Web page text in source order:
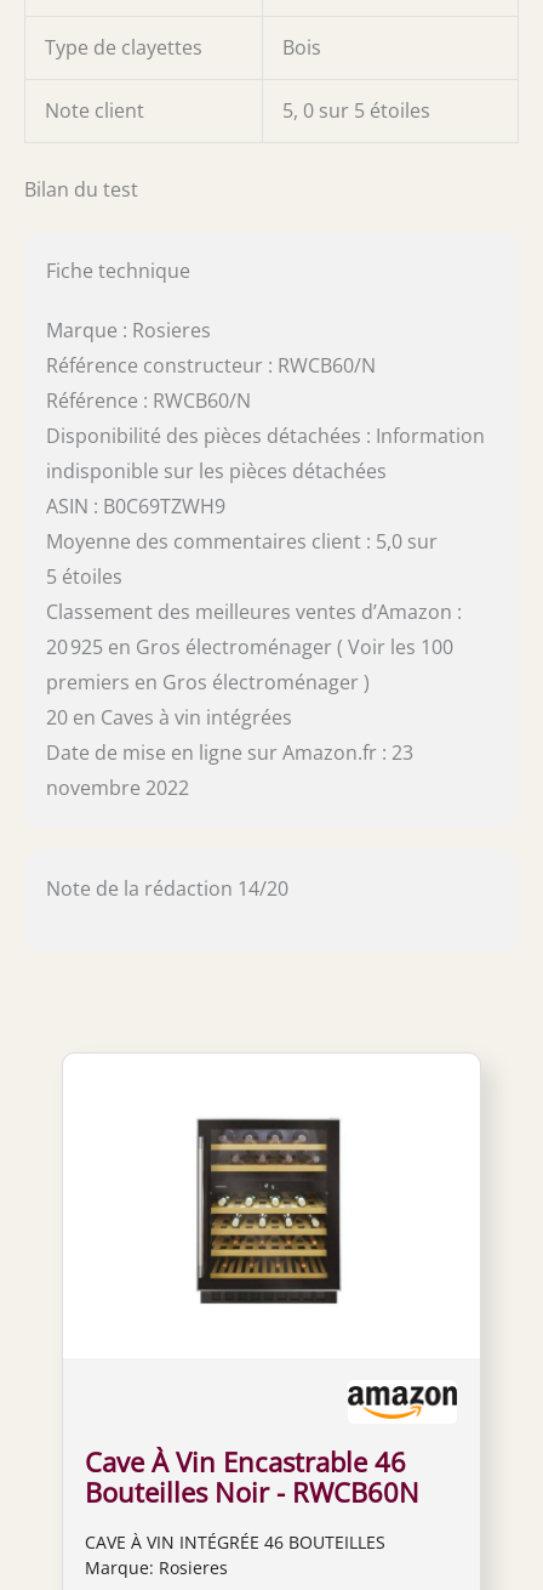
Type de clayettes Bois
Note client 5, 0 sur 5 étoiles
Bilan du test
Fiche technique
Marque : Rosieres
Référence constructeur : RWCB60/N
Référence : RWCB60/N
Disponibilité des pièces détachées : Information
indisponible sur les pièces détachées
ASIN : B0C69TZWH9
Moyenne des commentaires client : 5,0 sur
5 étoiles
Classement des meilleures ventes d’Amazon :
20 925 en Gros électroménager ( Voir les 100
premiers en Gros électroménager )
20 en Caves à vin intégrées
Date de mise en ligne sur Amazon.fr : 23
novembre 2022
Note de la rédaction 14/20
Cave À Vin Encastrable 46
Bouteilles Noir - RWCB60N
CAVE À VIN INTÉGRÉE 46 BOUTEILLES
Marque: Rosieres